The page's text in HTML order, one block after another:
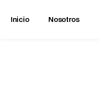
Inicio Nosotros